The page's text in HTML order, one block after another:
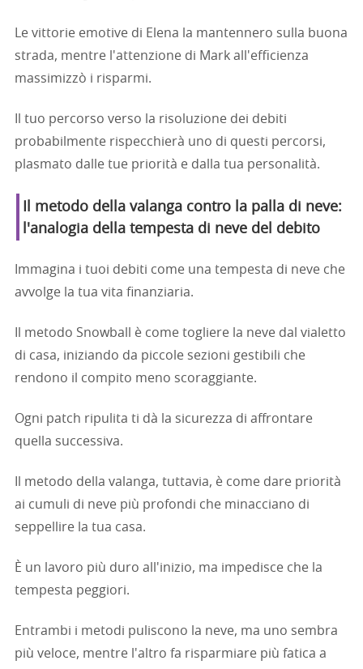
Le vittorie emotive di Elena la mantennero sulla buona
strada, mentre l'attenzione di Mark all'efficienza
massimizzò i risparmi.
Il tuo percorso verso la risoluzione dei debiti
probabilmente rispecchierà uno di questi percorsi,
plasmato dalle tue priorità e dalla tua personalità.
Il metodo della valanga contro la palla di neve:
l'analogia della tempesta di neve del debito
Immagina i tuoi debiti come una tempesta di neve che
avvolge la tua vita finanziaria.
Il metodo Snowball è come togliere la neve dal vialetto
di casa, iniziando da piccole sezioni gestibili che
rendono il compito meno scoraggiante.
Ogni patch ripulita ti dà la sicurezza di affrontare
quella successiva.
Il metodo della valanga, tuttavia, è come dare priorità
ai cumuli di neve più profondi che minacciano di
seppellire la tua casa.
È un lavoro più duro all'inizio, ma impedisce che la
tempesta peggiori.
Entrambi i metodi puliscono la neve, ma uno sembra
più veloce, mentre l'altro fa risparmiare più fatica a